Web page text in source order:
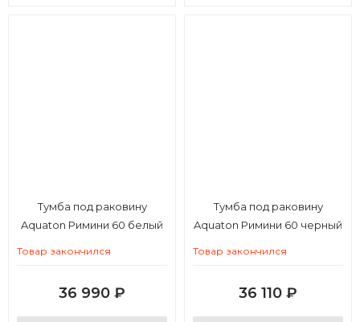
Тумба под раковину
Aquaton Римини 60 белый
Товар закончился
36 990 ₽
Тумба под раковину
Aquaton Римини 60 черный
Товар закончился
36 110 ₽